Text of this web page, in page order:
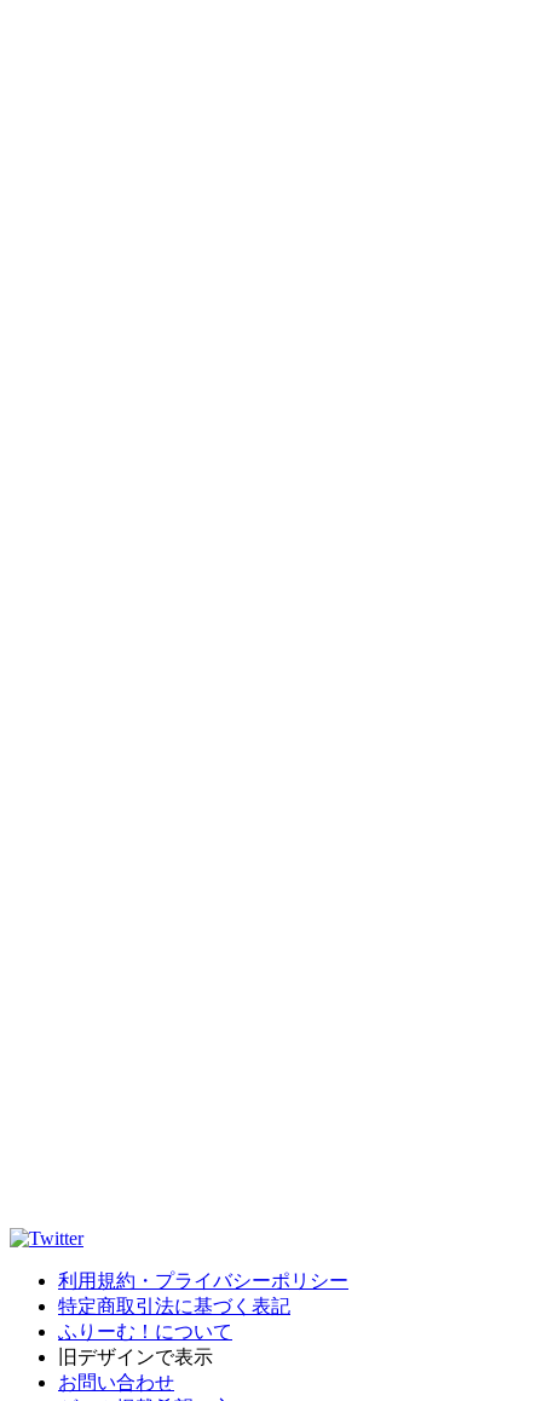
利用規約・プライバシーポリシー
特定商取引法に基づく表記
ふりーむ！について
旧デザインで表示
お問い合わせ